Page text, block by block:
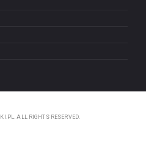
ALL RIGHTS RESERVED.